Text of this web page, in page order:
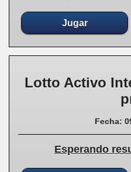
Jugar
Lotto Activo
Fecha:
Esperando